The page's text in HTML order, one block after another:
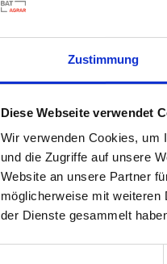
Zustimmung
Diese Webseite verwendet
Wir verwenden Cookies, um
und die Zugriffe auf unsere
Website an unsere Partner
möglicherweise mit weiteren
der Dienste gesammelt
Artikel-Nr.: 547010-00-
cfg